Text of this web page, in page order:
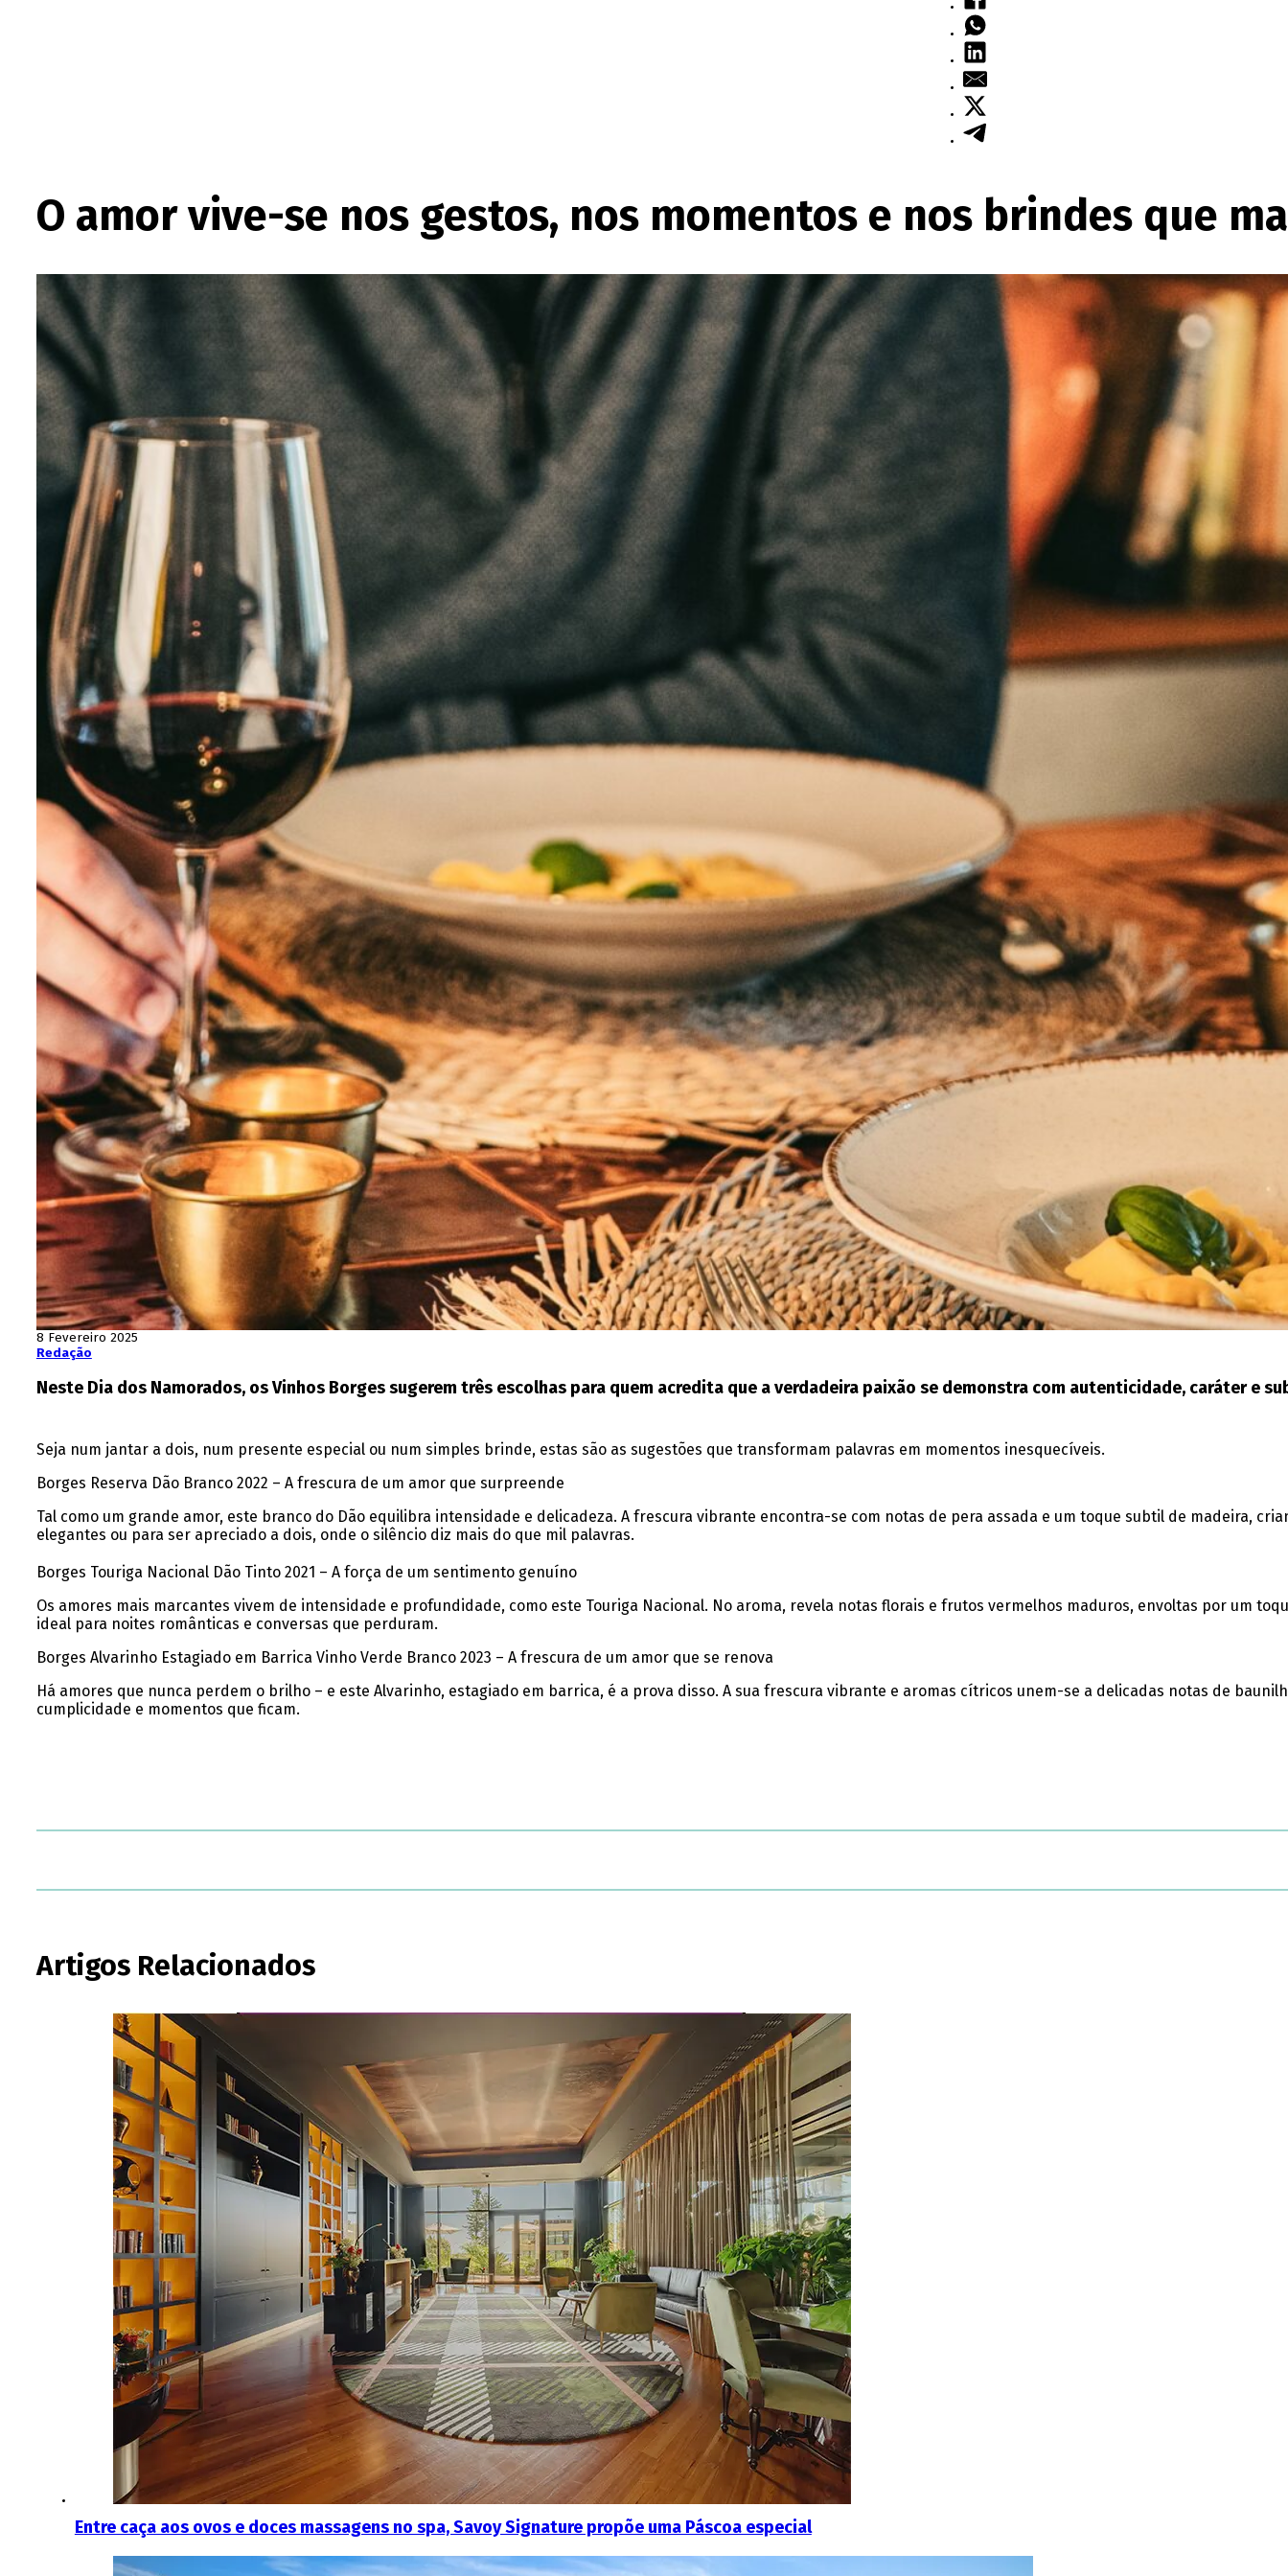
O amor vive-se nos gestos, nos momentos e nos brindes que
8 Fevereiro 2025
Redação
Neste Dia dos Namorados, os Vinhos Borges sugerem três escolhas para quem acredita que a verdadeira paixão se demonstra com autenticidade, caráter e
Seja num jantar a dois, num presente especial ou num simples brinde, estas são as sugestões que transformam palavras em momentos inesquecíveis.
Borges Reserva Dão Branco 2022 – A frescura de um amor que surpreende
Tal como um grande amor, este branco do Dão equilibra intensidade e delicadeza. A frescura vibrante encontra-se com notas de pera assada e um toque subtil de madeira,
elegantes ou para ser apreciado a dois, onde o silêncio diz mais do que mil palavras.
Borges Touriga Nacional Dão Tinto 2021 – A força de um sentimento genuíno
Os amores mais marcantes vivem de intensidade e profundidade, como este Touriga Nacional. No aroma, revela notas florais e frutos vermelhos maduros, envoltas por um
ideal para noites românticas e conversas que perduram.
Borges Alvarinho Estagiado em Barrica Vinho Verde Branco 2023 – A frescura de um amor que se renova
Há amores que nunca perdem o brilho – e este Alvarinho, estagiado em barrica, é a prova disso. A sua frescura vibrante e aromas cítricos unem-se a delicadas notas de
cumplicidade e momentos que ficam.
Artigos Relacionados
Entre caça aos ovos e doces massagens no spa, Savoy Signature propõe uma Páscoa especial